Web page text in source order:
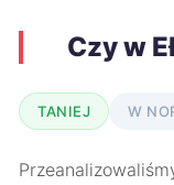
Czy w
TANIEJ W